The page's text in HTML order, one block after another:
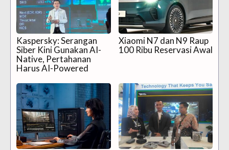
Kaspersky: Serangan
Siber Kini Gunakan AI-
Native, Pertahanan
Harus AI-Powered
Xiaomi N7 dan N9 Raup
100 Ribu Reservasi Awal